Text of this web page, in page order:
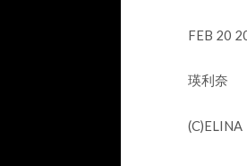
FEB 20
瑛利奈
(C)ELINA